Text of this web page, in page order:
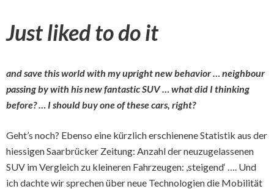
Just liked to do it
and save this world with my upright new behavior … neighbour
passing by with his new fantastic SUV … what did I thinking
before? … I should buy one of these cars, right?
Geht’s noch? Ebenso eine kürzlich erschienene Statistik aus der
hiessigen Saarbrücker Zeitung: Anzahl der neuzugelassenen
SUV im Vergleich zu kleineren Fahrzeugen: ,steigend‘ …. Und
ich dachte wir sprechen über neue Technologien die Mobilität